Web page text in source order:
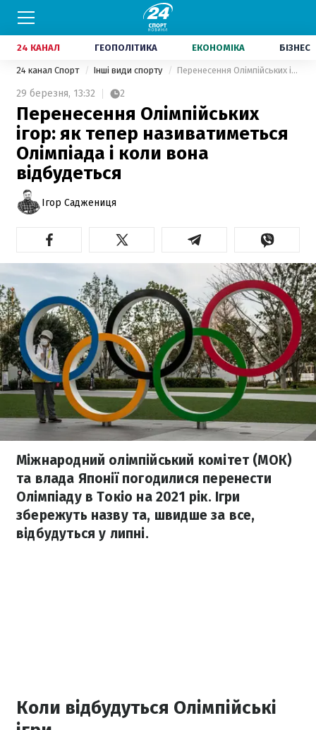
24 КАНАЛ ГЕОПОЛІТИКА ЕКОНОМІКА БІЗНЕС
24 канал Спорт Інші види спорту Перенесення Олімпійських ігор: як тепер називатиметься Олімпіада і коли вона відбудеться
29 березня, 13:32 2
Перенесення Олімпійських
ігор: як тепер називатиметься
Олімпіада і коли вона
відбудеться
Ігор Саджениця
Міжнародний олімпійський комітет (МОК)
та влада Японії погодилися перенести
Олімпіаду в Токіо на 2021 рік. Ігри
збережуть назву та, швидше за все,
відбудуться у липні.
Коли відбудуться Олімпійські